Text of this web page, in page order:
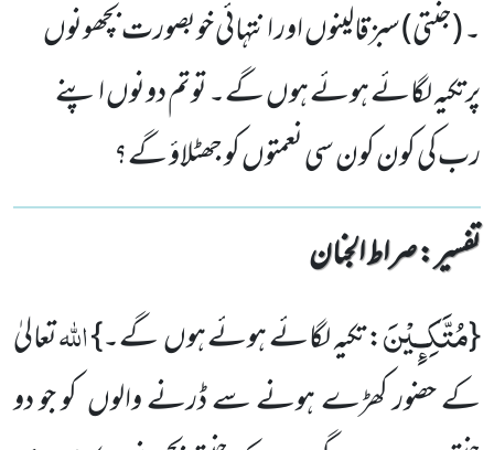
۔ (جنتی) سبزقالینوں اور انتہائی خوبصورت بچھونوں
پرتکیہ لگائے ہوئے ہوں گے۔ توتم دونوں اپنے
رب کی کون کون سی نعمتوں کو جھٹلاؤ گے؟
تفسیر : ‎صراط الجنان
{مُتَّكِـٕیْنَ: تکیہ لگائے ہوئے ہوں گے۔}اللہتعالیٰ
کے حضور کھڑے ہونے سے ڈرنے والوں کو جو دو